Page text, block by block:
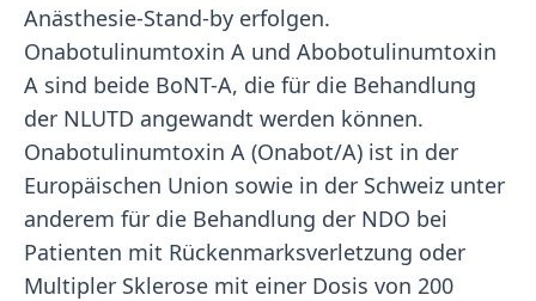
Anästhesie-Stand-by erfolgen.
Onabotulinumtoxin A und Abobotulinumtoxin
A sind beide BoNT-A, die für die Behandlung
der NLUTD angewandt werden können.
Onabotulinumtoxin A (Onabot/A) ist in der
Europäischen Union sowie in der Schweiz unter
anderem für die Behandlung der NDO bei
Patienten mit Rückenmarksverletzung oder
Multipler Sklerose mit einer Dosis von 200